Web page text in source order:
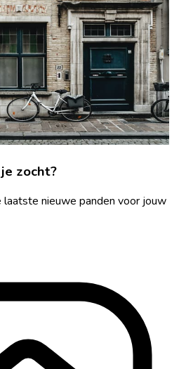
zocht?
laatste nieuwe panden voor jouw